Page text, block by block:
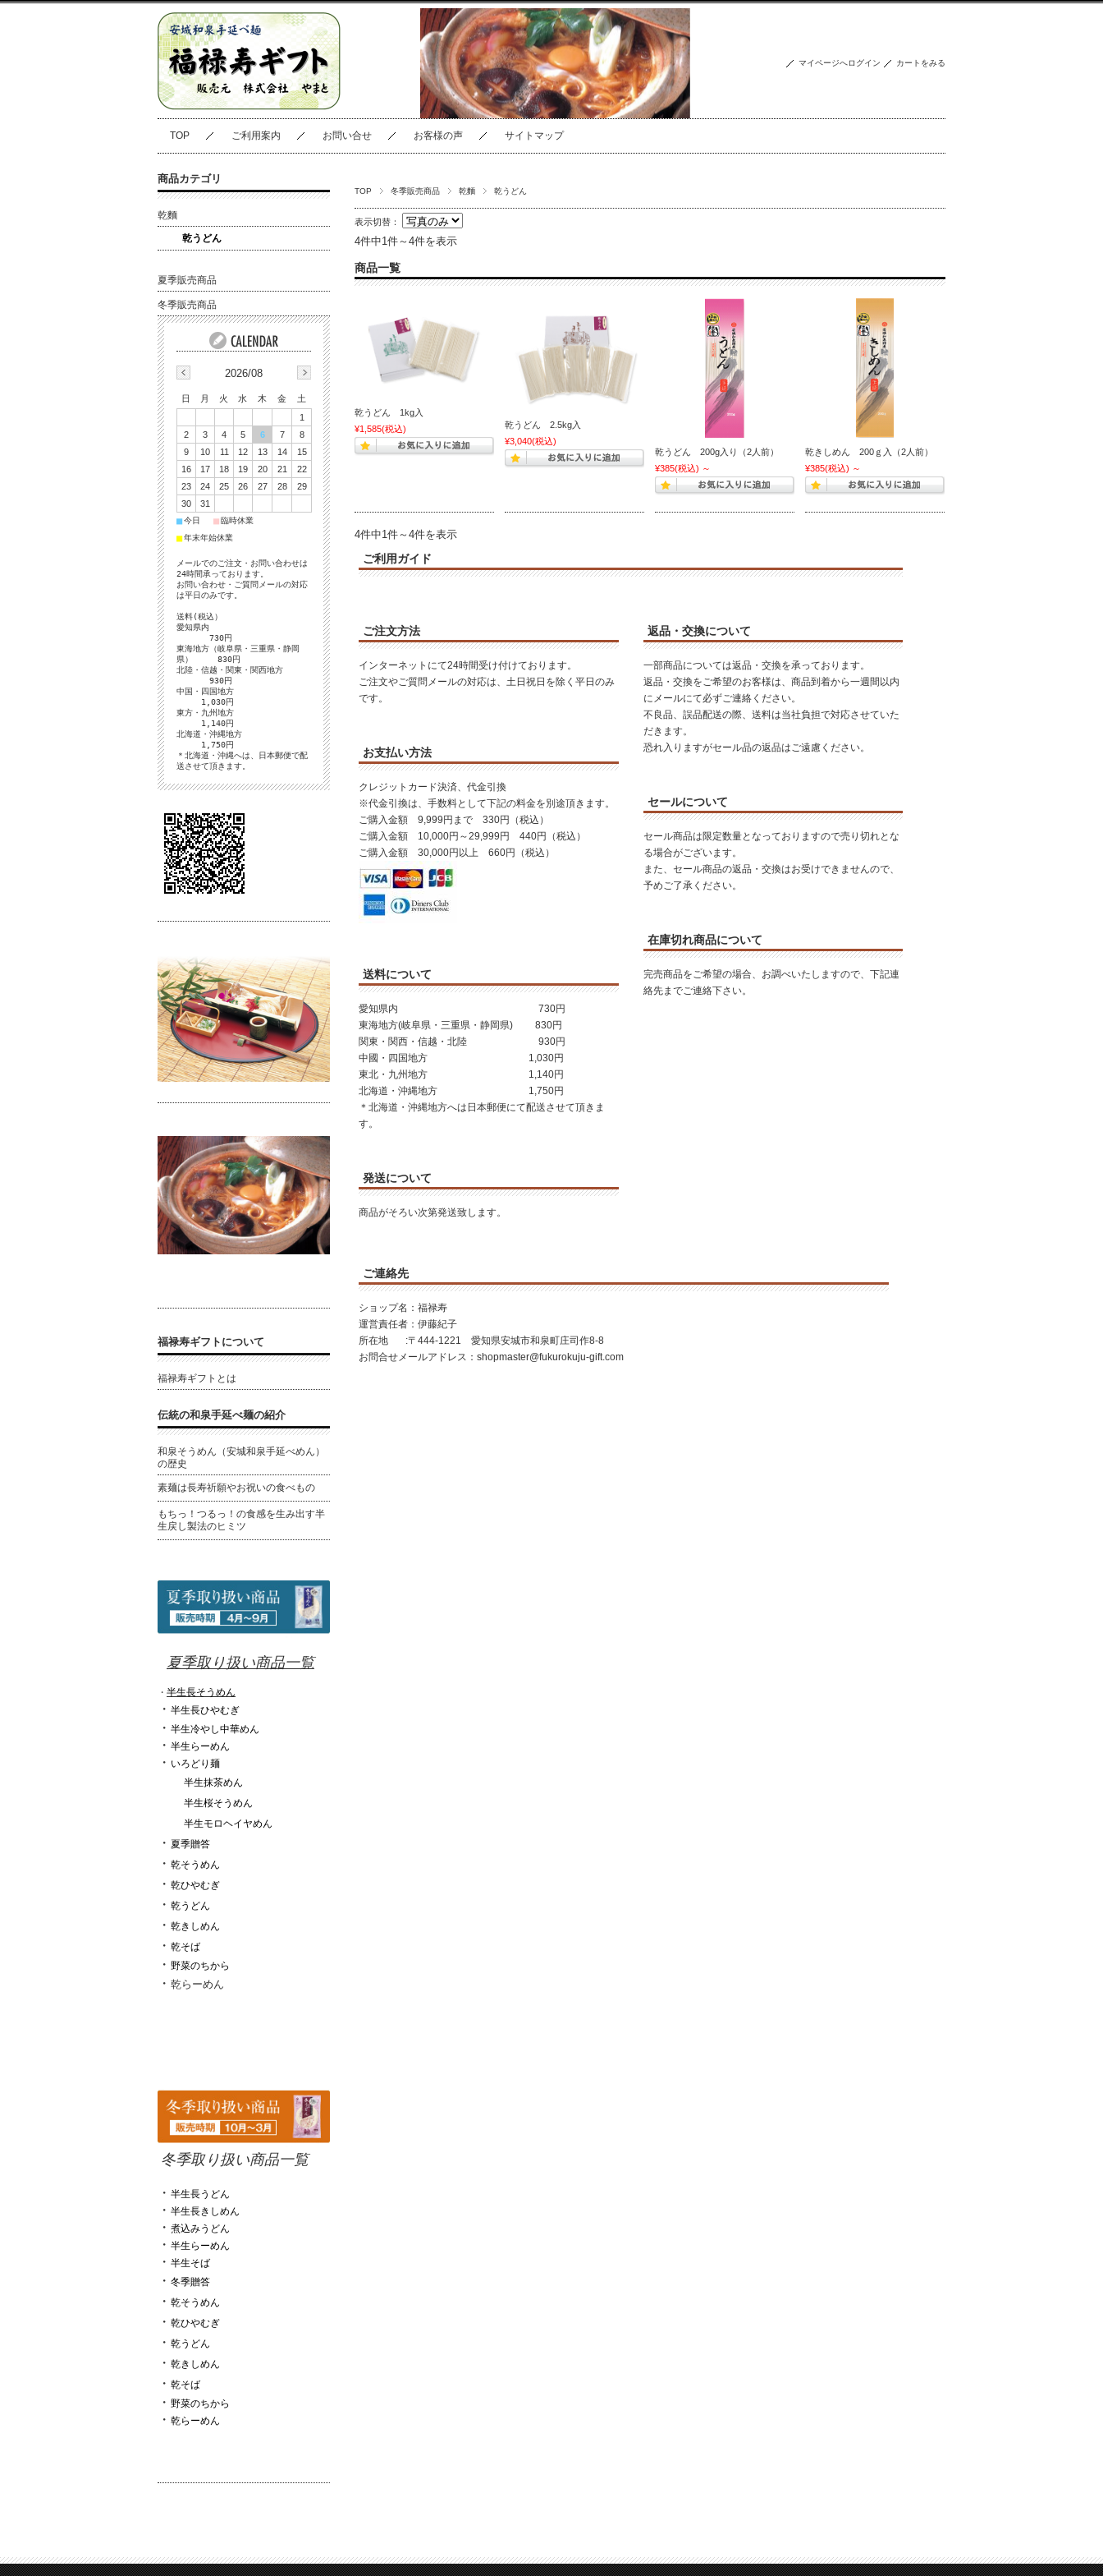
マイページへログイン カートをみる
TOP ご利用案内 お問い合せ お客様の声 サイトマップ
TOP 冬季販売商品 乾麵 乾うどん
表示切替：
4件中1件～4件を表示
商品一覧
乾うどん 1kg入
¥1,585(税込)
乾うどん 2.5kg入
¥3,040(税込)
乾うどん 200g入り（2人前）
¥385(税込) ～
乾きしめん 200ｇ入（2人前）
¥385(税込) ～
4件中1件～4件を表示
ご利用ガイド
ご注文方法
インターネットにて24時間受け付けております。
ご注文やご質問メールの対応は、土日祝日を除く平日のみ
です。
お支払い方法
クレジットカード決済、代金引換
※代金引換は、手数料として下記の料金を別途頂きます。
ご購入金額 9,999円まで 330円（税込）
ご購入金額 10,000円～29,999円 440円（税込）
ご購入金額 30,000円以上 660円（税込）
送料について
愛知県内 730円
東海地方(岐阜県・三重県・静岡県) 830円
関東・関西・信越・北陸 930円
中國・四国地方 1,030円
東北・九州地方 1,140円
北海道・沖縄地方 1,750円
＊北海道・沖縄地方へは日本郵便にて配送させて頂きま
す。
発送について
商品がそろい次第発送致します。
返品・交換について
一部商品については返品・交換を承っております。
返品・交換をご希望のお客様は、商品到着から一週間以内
にメールにて必ずご連絡ください。
不良品、誤品配送の際、送料は当社負担で対応させていた
だきます。
恐れ入りますがセール品の返品はご遠慮ください。
セールについて
セール商品は限定数量となっておりますので売り切れとな
る場合がございます。
また、セール商品の返品・交換はお受けできませんので、
予めご了承ください。
在庫切れ商品について
完売商品をご希望の場合、お調べいたしますので、下記連
絡先までご連絡下さい。
ご連絡先
ショップ名：福禄寿
運営責任者：伊藤紀子
所在地 :〒444-1221 愛知県安城市和泉町庄司作8-8
お問合せメールアドレス：shopmaster@fukurokuju-gift.com
商品カテゴリ
乾麵
乾うどん
夏季販売商品
冬季販売商品
2026/08
日 月 火 水 木 金
土
1
2
3 4 5 6 7
8
9
10 11 12 13 14
15
16
17 18 19 20 21
22
23
24 25 26 27 28
29
30
31
■今日 ■臨時休業
■年末年始休業
メールでのご注文・お問い合わせは
24時間承っております。
お問い合わせ・ご質問メールの対応
は平日のみです。
送料(税込）
愛知県内
730円
東海地方（岐阜県・三重県・静岡
県） 830円
北陸・信越・関東・関西地方
930円
中国・四国地方
1,030円
東方・九州地方
1,140円
北海道・沖縄地方
1,750円
＊北海道・沖縄へは、日本郵便で配
送させて頂きます。
福禄寿ギフトについて
福禄寿ギフトとは
伝統の和泉手延べ麺の紹介
和泉そうめん（安城和泉手延べめん）
の歴史
素麺は長寿祈願やお祝いの食べもの
もちっ！つるっ！の食感を生み出す半
生戻し製法のヒミツ
夏季取り扱い商品一覧
・ 半生長そうめん
・ 半生長ひやむぎ
・ 半生冷やし中華めん
・ 半生らーめん
・ いろどり麺
半生抹茶めん
半生桜そうめん
半生モロヘイヤめん
・ 夏季贈答
・ 乾そうめん
・ 乾ひやむぎ
・ 乾うどん
・ 乾きしめん
・ 乾そば
・ 野菜のちから
・ 乾らーめん
冬季取り扱い商品一覧
・ 半生長うどん
・ 半生長きしめん
・ 煮込みうどん
・ 半生らーめん
・ 半生そば
・ 冬季贈答
・ 乾そうめん
・ 乾ひやむぎ
・ 乾うどん
・ 乾きしめん
・ 乾そば
・ 野菜のちから
・ 乾らーめん